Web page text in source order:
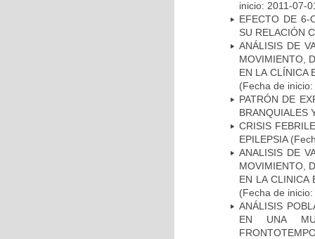
inicio: 2011-07-
EFECTO DE 6-
SU RELACIÓN
ANÁLISIS DE
MOVIMIENTO,
EN LA CLÍNICA
(Fecha de
PATRÓN DE
BRANQUIALES
CRISIS
EPILEPSIA
ANALISIS DE
MOVIMIENTO,
EN LA CLINICA
(Fecha de
ANÁLISIS
EN UNA